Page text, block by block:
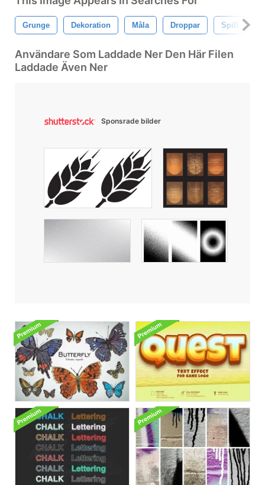
Grunge Dekoration Måla Droppar Spill
Användare Som Laddade Ner Den Här Filen
Laddade Även Ner
Sponsrade bilder